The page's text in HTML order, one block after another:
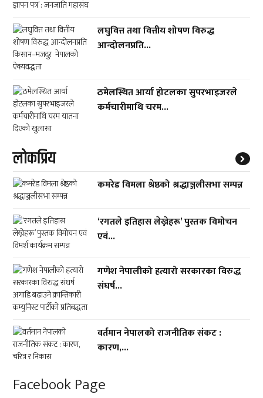
लघुवित्त तथा वित्तीय शोषण विरुद्ध
आन्दोलनप्रति...
ठमेलस्थित आर्या होटलका सुपरभाइजरले
कर्मचारीमाथि चरम...
लाेकप्रिय
कमरेड विमला श्रेष्ठको श्रद्धाञ्जलीसभा सम्पन्न
‘रगतले इतिहास लेख्नेहरू’ पुस्तक विमोचन
एवं...
गणेश नेपालीको हत्यारो सरकारका विरुद्ध
संघर्ष...
वर्तमान नेपालको राजनीतिक संकट :
कारण,...
Facebook Page